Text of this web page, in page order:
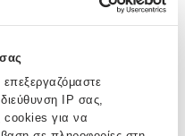
επεξεργαζόμαστε
IP σας,
cookies για να